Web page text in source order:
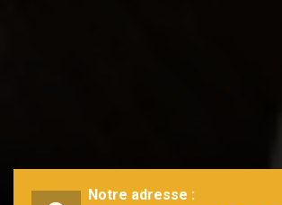
Notre adresse :